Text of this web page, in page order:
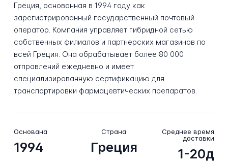
Греция, основанная в 1994 году как
зарегистрированный государственный почтовый
оператор. Компания управляет гибридной сетью
собственных филиалов и партнерских магазинов по
всей Греция. Она обрабатывает более 80 000
отправлений ежедневно и имеет
специализированную сертификацию для
транспортировки фармацевтических препаратов.
Основана
1994
Страна
Греция
Среднее время
доставки
1-20д